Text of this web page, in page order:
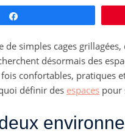
simples cages
désormais des
confortables, pratiques
définir des espaces pour